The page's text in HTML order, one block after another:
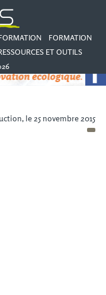
FORMATION
ET OUTILS
le 25 novembre 2015